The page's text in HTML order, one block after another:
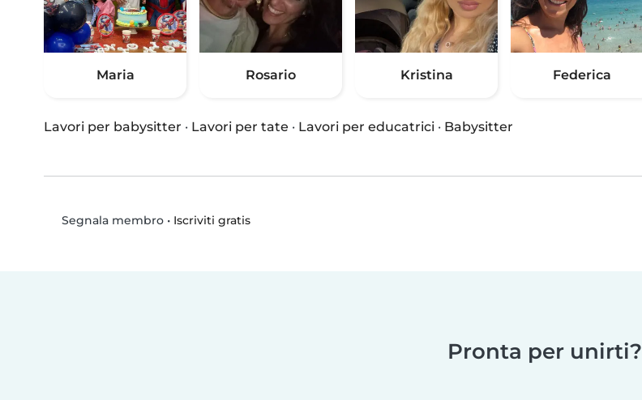
Maria Rosario Kristina Federica
Lavori per babysitter · Lavori per tate · Lavori per educatrici · Babysitter
Segnala membro• Iscriviti gratis
Pronta per unirti?